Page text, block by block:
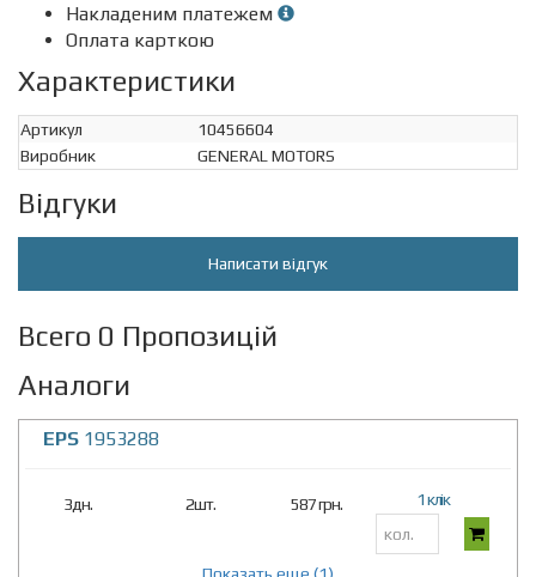
Накладеним платежем
Оплата карткою
Характеристики
Артикул
10456604
Виробник
GENERAL MOTORS
Відгуки
Написати відгук
Всего 0 Пропозицій
Аналоги
EPS 1953288
3дн. 2шт. 587 грн. 1 клік
Показать еще (1)